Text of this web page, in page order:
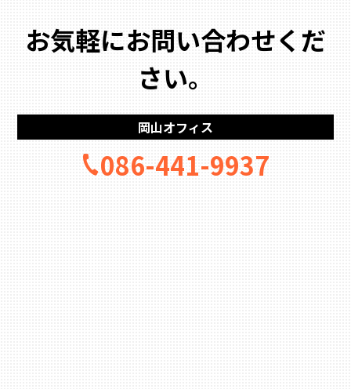
お気軽にお問い合わせくだ
さい。
岡山オフィス
086-441-9937